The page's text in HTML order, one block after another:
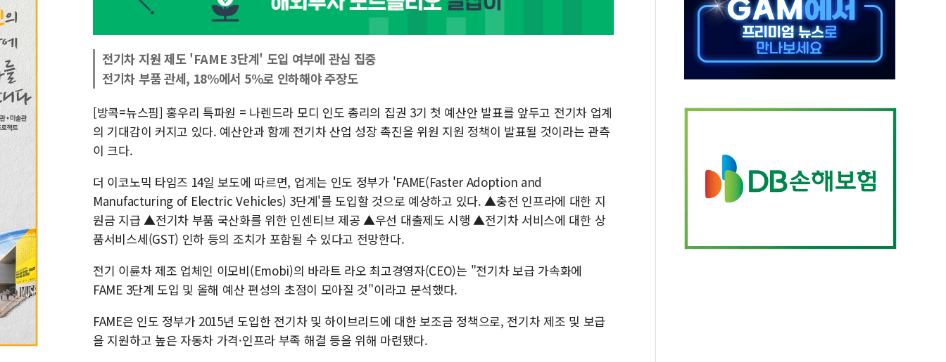
청와대, 북한 단거리 탄도미사일 발사에 긴급 안보 점검회의
금값 7주 만에 최고…美 고용 둔화·호르무즈 재개방 기대에 강세
[인도증시] 중동 긴장 완화에 실적 호조까지, 상승...호실적 보고 기업 상승세 뚜렷
러, 1인칭시점 드론으로 우크라 민간인 '사파리' 공격… 시민들 공포감 극대화 전략
'월가의 황제' 다이먼 "금융시장 레버리지 위험수위…숨은 차입이 더 큰 변수"
전기차 지원 제도 'FAME 3단계' 도입 여부에 관심 집중
전기차 부품 관세, 18%에서 5%로 인하해야 주장도
[방콕=뉴스핌] 홍우리 특파원 = 나렌드라 모디 인도 총리의 집권 3기 첫 예산안 발표를 앞두고 전기차 업계
의 기대감이 커지고 있다. 예산안과 함께 전기차 산업 성장 촉진을 위원 지원 정책이 발표될 것이라는 관측
이 크다.
더 이코노믹 타임즈 14일 보도에 따르면, 업계는 인도 정부가 'FAME(Faster Adoption and
Manufacturing of Electric Vehicles) 3단계'를 도입할 것으로 예상하고 있다. ▲충전 인프라에 대한 지
원금 지급 ▲전기차 부품 국산화를 위한 인센티브 제공 ▲우선 대출제도 시행 ▲전기차 서비스에 대한 상
품서비스세(GST) 인하 등의 조치가 포함될 수 있다고 전망한다.
전기 이륜차 제조 업체인 이모비(Emobi)의 바라트 라오 최고경영자(CEO)는 "전기차 보급 가속화에
FAME 3단계 도입 및 올해 예산 편성의 초점이 모아질 것"이라고 분석했다.
FAME은 인도 정부가 2015년 도입한 전기차 및 하이브리드에 대한 보조금 정책으로, 전기차 제조 및 보급
을 지원하고 높은 자동차 가격·인프라 부족 해결 등을 위해 마련됐다.